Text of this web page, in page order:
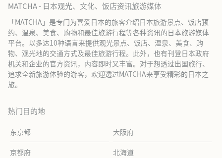
MATCHA - 日本观光、文化、饭店资讯旅游媒体
「MATCHA」是专门为喜爱日本的旅客介绍日本旅游景点、饭店预
约、温泉、美食、购物和最佳旅游行程等各种资讯的日本旅游媒体
平台。以多达10种语言来提供观光景点、饭店、温泉、美食、购
物、观光地的交通方式及最佳旅游行程。此外，也有刊登日本政府
机关和企业的官方资讯，内容即时又丰富。对于想透过出国旅行、
追求全新旅游体验的游客，欢迎透过MATCHA来享受精彩的日本之
旅。
热门目的地
东京都 大阪府
京都府 北海道